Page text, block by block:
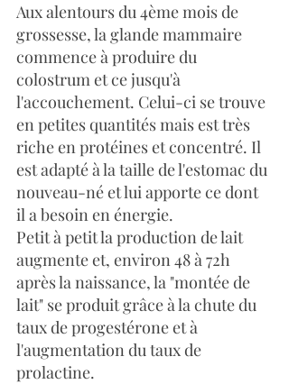
Aux alentours du 4ème mois de
grossesse, la glande mammaire
commence à produire du
colostrum et ce jusqu'à
l'accouchement. Celui-ci se trouve
en petites quantités mais est très
riche en protéines et concentré. Il
est adapté à la taille de l'estomac du
nouveau-né et lui apporte ce dont
il a besoin en énergie.
Petit à petit la production de lait
augmente et, environ 48 à 72h
après la naissance, la "montée de
lait" se produit grâce à la chute du
taux de progestérone et à
l'augmentation du taux de
prolactine.